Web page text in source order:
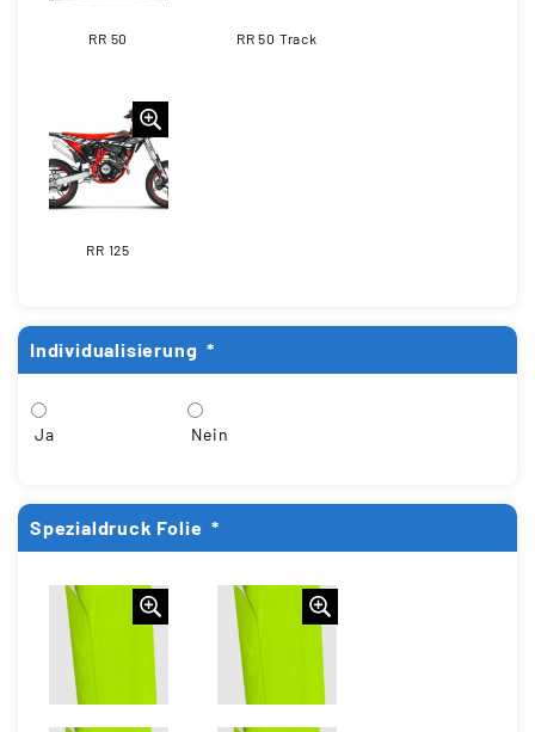
RR 50 RR 50 Track
RR 125
Individualisierung *
Ja Nein
Spezialdruck Folie *